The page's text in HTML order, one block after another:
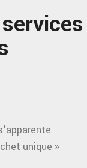
unique »